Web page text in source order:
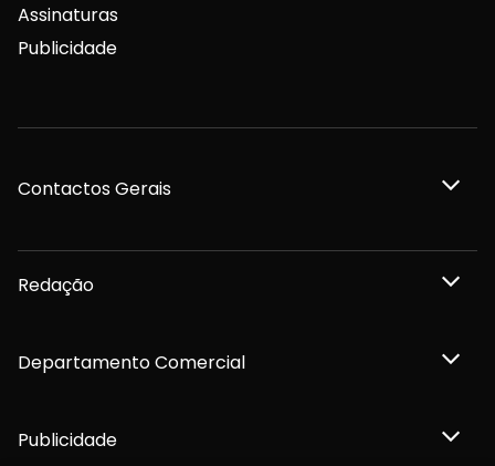
Assinaturas
Publicidade
Contactos Gerais
Redação
Departamento Comercial
Publicidade